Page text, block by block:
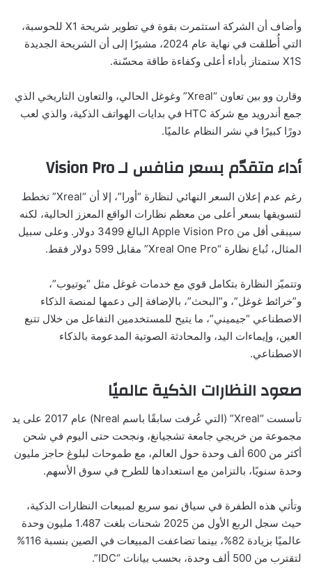
وأضاف أن الشركة استثمرت بقوة في تطوير شريحة X1 للحوسبة،
التي أُطلقت في نهاية عام 2024، مشيرًا إلى أن الشريحة الجديدة
X1S ستمتاز بأداء أعلى وكفاءة طاقة محسّنة.
وقارن وو بين تعاون “Xreal” وغوغل الحالي، والتعاون التاريخي الذي
جمع أندرويد مع شركة HTC في بدايات الهواتف الذكية، والذي لعب
دورًا كبيرًا في نشر النظام عالميًا.
أداء متقدّم بسعر منافس لـ Vision Pro
رغم عدم إعلان السعر النهائي لنظارة “أورا”، إلا أن “Xreal” تخطط
لتسويقها بسعر أعلى من معظم نظارات الواقع المعزز الحالية، لكنه
سيبقى أقل من Apple Vision Pro البالغ 3499 دولار. وعلى سبيل
المثال، تُباع نظارة “Xreal One Pro” مقابل 599 دولار فقط.
وتتميّز النظارة بتكامل قوي مع خدمات غوغل مثل “يوتيوب”،
و”خرائط غوغل”، و”البحث”، بالإضافة إلى دعمها لمنصة الذكاء
الاصطناعي “جيميني”، ما يتيح للمستخدمين التفاعل من خلال تتبع
العين، وإيماءات اليد، والمحادثة الصوتية المدعومة بالذكاء
الاصطناعي.
صعود النظارات الذكية عالميًا
تأسست “Xreal” (التي عُرفت سابقًا باسم Nreal) عام 2017 على يد
مجموعة من خريجي جامعة تشجيانغ، ونجحت حتى اليوم في شحن
أكثر من 600 ألف وحدة حول العالم، مع طموحات لبلوغ حاجز مليون
وحدة سنويًا، بالتزامن مع استعدادها للطرح في سوق الأسهم.
وتأتي هذه الطفرة في سياق نمو سريع لمبيعات النظارات الذكية،
حيث سجل الربع الأول من 2025 شحنات بلغت 1.487 مليون وحدة
عالميًا بزيادة 82%، بينما تضاعفت المبيعات في الصين بنسبة 116%
لتقترب من 500 ألف وحدة، بحسب بيانات “IDC”.